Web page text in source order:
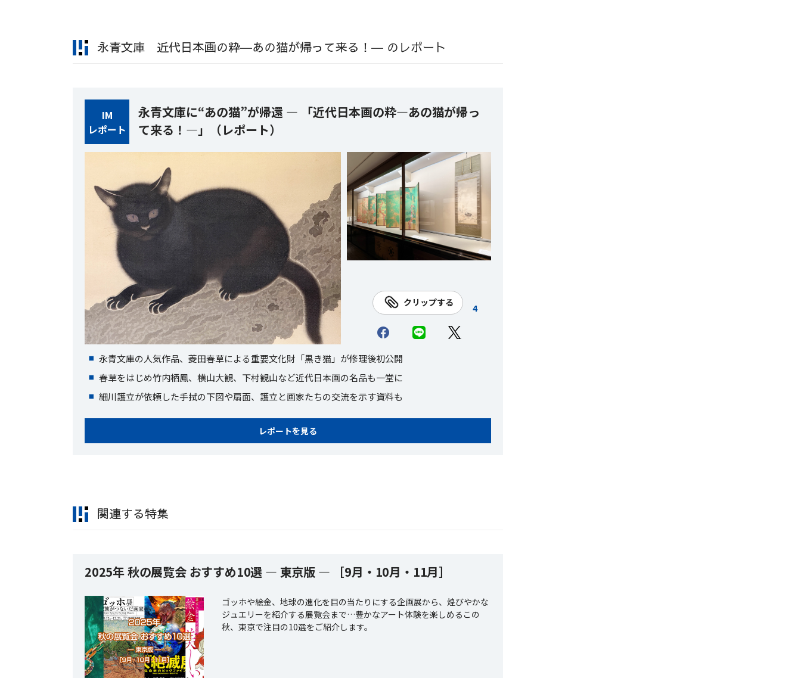
永青文庫 近代日本画の粋―あの猫が帰って来る！― のレポート
IM
レポート
永青文庫に“あの猫”が帰還 ― 「近代日本画の粋―あの猫が帰っ
て来る！―」（レポート）
クリップする 4
永青文庫の人気作品、菱田春草による重要文化財「黒き猫」が修理後初公開
春草をはじめ竹内栖鳳、横山大観、下村観山など近代日本画の名品も一堂に
細川護立が依頼した手拭の下図や扇面、護立と画家たちの交流を示す資料も
レポートを見る
関連する特集
2025年 秋の展覧会 おすすめ10選 ― 東京版 ― ［9月・10月・11月］
ゴッホや絵金、地球の進化を目の当たりにする企画展から、煌びやかな
ジュエリーを紹介する展覧会まで…豊かなアート体験を楽しめるこの
秋、東京で注目の10選をご紹介します。